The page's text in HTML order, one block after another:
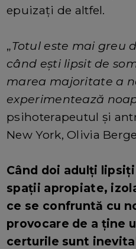
epuizați de altfel.
„Totul este mai greu
când ești lipsit de
marea majoritate a
experimentează
psihoterapeutul și
New York, Olivia
Când doi adulți
spații apropiate,
ce se confruntă cu
provocare de a ține
certurile sunt